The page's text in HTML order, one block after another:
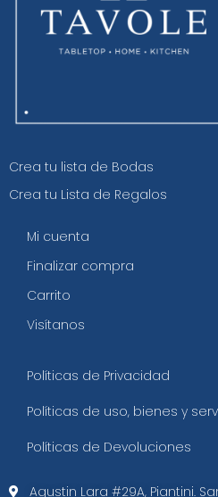
Crea tu lista de Bodas
Crea tu Lista de Regalos
Mi cuenta
Finalizar compra
Carrito
Visítanos
Políticas de Privacidad
Políticas de uso, bienes y
Políticas de Devoluciones
Agustin Lara #29A, Piantini.